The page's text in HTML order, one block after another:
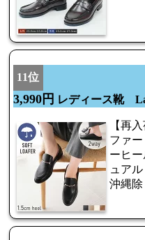
11位
3,990円 レディース靴
【再
ファ
ーヒ
ュア
沖縄除